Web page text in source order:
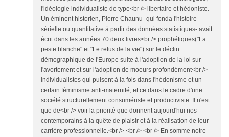
l'idéologie individualiste de type<br /> libertaire et hédoniste.
Un éminent historien, Pierre Chaunu -qui fonda l'histoire
sérielle ou quantitative à partir des données statistiques- avait
écrit dans les années 70 deux livres<br /> prophétiques("La
peste blanche" et "Le refus de la vie") sur le déclin
démographique de l'Europe suite à l'adoption de la loi sur
l'avortement et sur l'adoption de moeurs profondément<br />
individualistes qui puisent à la fois dans l'hédonisme et un
certain féminisme anti-maternité, et ce dans le cadre d'une
société structurellement consumériste et productiviste. Il n'est
que de<br /> voir la priorité que donnent aujourd'hui nos
contemporains à la quête de plaisir et à la réalisation de leur
carrière professionnelle.<br /> <br /> <br /> En somme notre